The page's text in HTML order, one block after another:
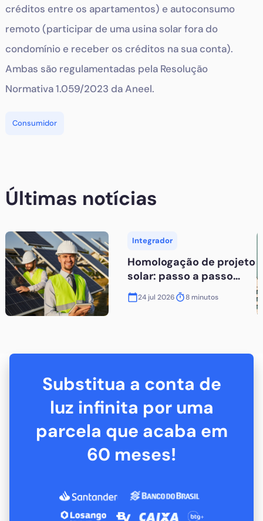
créditos entre os apartamentos) e autoconsumo
remoto (participar de uma usina solar fora do
condomínio e receber os créditos na sua conta).
Ambas são regulamentadas pela Resolução
Normativa 1.059/2023 da Aneel.
Consumidor
Últimas notícias
Integrador
Homologação de projeto
solar: passo a passo
para não travar na
concessionária
24 jul 2026 8minutos
Substitua a conta de
luz infinita por uma
parcela que acaba em
60 meses!